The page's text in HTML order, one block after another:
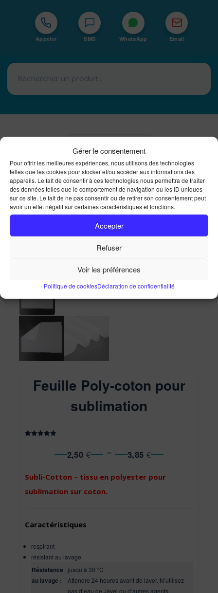
Gérer le consentement
Pour offrir les meilleures expériences, nous utilisons des technologies
telles que les cookies pour stocker et/ou accéder aux informations des
appareils. Le fait de consentir à ces technologies nous permettra de traiter
des données telles que le comportement de navigation ou les ID uniques
sur ce site. Le fait de ne pas consentir ou de retirer son consentement peut
avoir un effet négatif sur certaines caractéristiques et fonctions.
Accepter
Refuser
Voir les préférences
Politique de cookiesDéclaration de confidentialité
Appeler SMS WhatsApp Email
Bureautique Reunion Ei
Intégrateur de solutions d'impression Bureautique et
DTF à la Réunion
Feuille Poly-coton pour sublimation
sublimation
Feuille Poly-coton pour
sublimation
2,50 € – 3,85 € Plage de prix :
Subli-Cotton – tissu en polyester pour
sublimation sur coton.
Caractéristiques
respirant
résistant au lavage
Résistance
au lavage :
jusqu’à 30 °C
Attendre 24 heures avant de laver. N’utilisez
pas d’eau de Javel ou d’autres agents